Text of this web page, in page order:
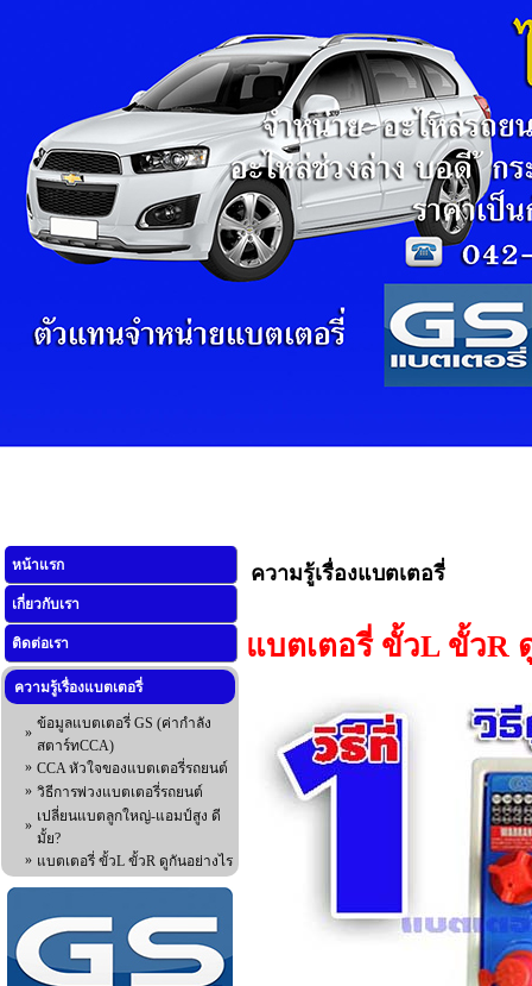
หน้าแรก
เกี่ยวกับเรา
ติดต่อเรา
ความรู้เรื่องแบตเตอรี่
»
ข้อมูลแบตเตอรี่ GS (ค่ากำลัง
สตาร์ทCCA)
» CCA หัวใจของแบตเตอรี่รถยนต์
» วิธีการพ่วงแบตเตอรี่รถยนต์
»
เปลี่ยนแบตลูกใหญ่-แอมป์สูง ดี
มั้ย?
» แบตเตอรี่ ขั้วL ขั้วR ดูกันอย่างไร
ความรู้เรื่องแบตเตอรี่
แบตเตอรี่ ขั้วL ขั้วR